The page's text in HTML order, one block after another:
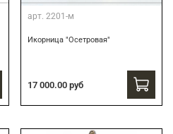
арт. 2201-м
Икорница "Осетровая"
17 000.00 руб